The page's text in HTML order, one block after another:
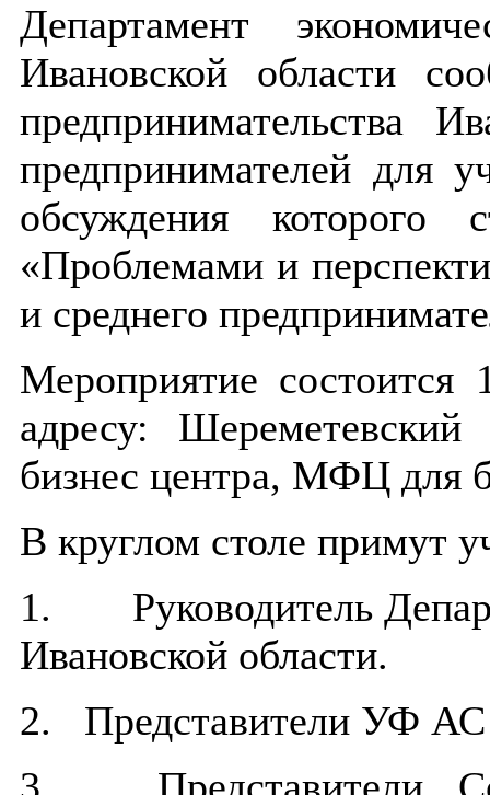
Департамент
Ивановской области
предпринимательства
предпринимателей для
обсуждения которого
«Проблемами и
и среднего
Мероприятие
адресу:
бизнес центра, МФЦ для
В круглом столе примут
1. Руководитель
Ивановской области.
2. Представители УФ АС